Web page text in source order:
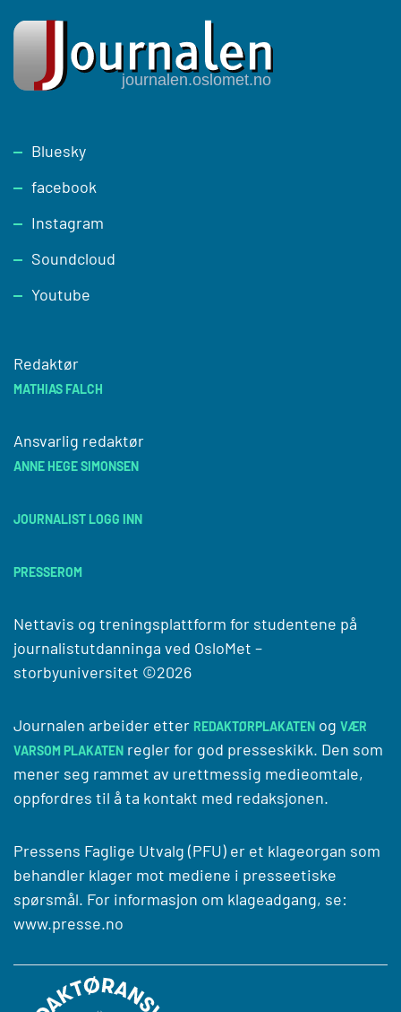
Footer
Bluesky
facebook
Instagram
Soundcloud
Youtube
Redaktør
MATHIAS FALCH
Ansvarlig redaktør
ANNE HEGE SIMONSEN
JOURNALIST LOGG INN
PRESSEROM
Nettavis og treningsplattform for studentene på
journalistutdanninga ved OsloMet –
storbyuniversitet ©2026
Journalen arbeider etter REDAKTØRPLAKATEN og VÆR
VARSOM PLAKATEN regler for god presseskikk. Den som
mener seg rammet av urettmessig medieomtale,
oppfordres til å ta kontakt med redaksjonen.
Pressens Faglige Utvalg (PFU) er et klageorgan som
behandler klager mot mediene i presseetiske
spørsmål. For informasjon om klageadgang, se:
www.presse.no